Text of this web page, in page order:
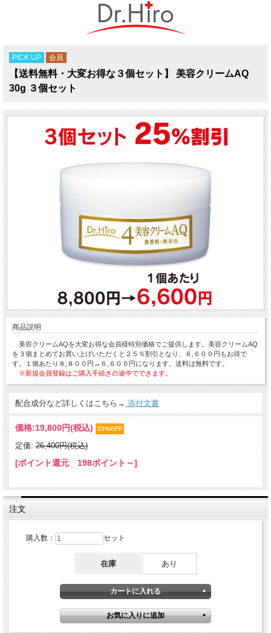
PICK UP 会員
【送料無料・大変お得な３個セット】 美容クリームAQ
30g ３個セット
商品説明
美容クリームAQを大変お得な会員様特別価格でご提供します。美容クリームAQ
を３個まとめてお買い上げいただくと２５％割引となり、６,６００円もお得で
す。１個あたり８,８００円→６,６００円になります。送料は無料です。
※新規会員登録はご購入手続きの途中でできます。
配合成分など詳しくはこちら→ 添付文書
価格:19,800円(税込) 25%OFF
定価: 26,400円(税込)
[ポイント還元 198ポイント～]
注文
購入数： セット
在庫 あり